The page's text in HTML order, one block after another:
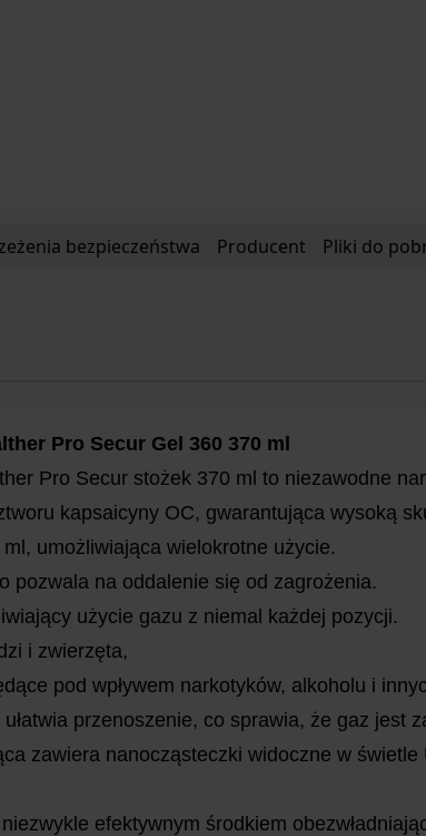
bezpieczeństwa Producent Pliki do
Pro Secur Gel 360 370 ml
Pro Secur stożek 370 ml to niezawodne
kapsaicyny OC, gwarantująca wysoką
umożliwiająca wielokrotne użycie.
pozwala na oddalenie się od zagrożenia.
użycie gazu z niemal każdej pozycji.
i zwierzęta,
pod wpływem narkotyków, alkoholu i
przenoszenie, co sprawia, że gaz jest
zawiera nanocząsteczki widoczne w
efektywnym środkiem